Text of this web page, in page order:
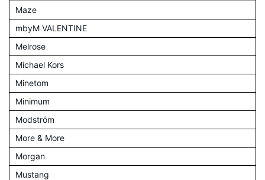
Maze
mbyM VALENTINE
Melrose
Michael Kors
Minetom
Minimum
Modström
More & More
Morgan
Mustang